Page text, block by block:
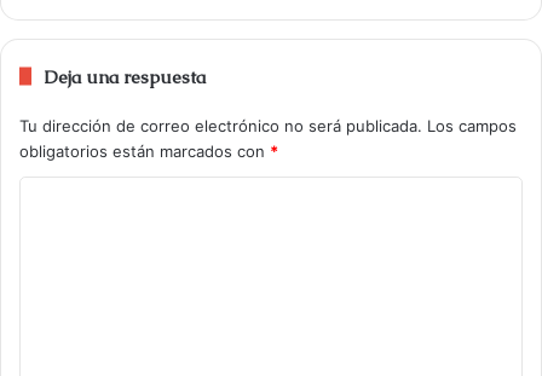
Deja una respuesta
Tu dirección de correo electrónico no será publicada. Los campos
obligatorios están marcados con *